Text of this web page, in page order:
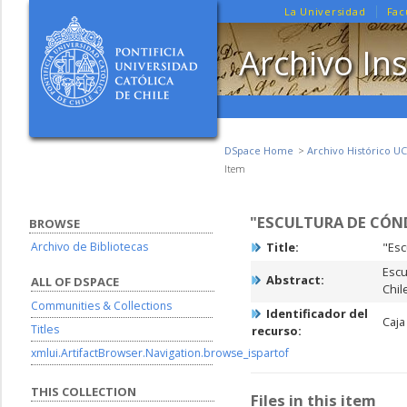
La Universidad
Archivo
DSpace Home
Archivo Histórico UC
Item
"ESCULTURA DE
Title:
Abstract:
Identificador del
recurso:
Files in this item
BROWSE
Archivo de Bibliotecas
ALL OF DSPACE
Communities & Collections
Titles
xmlui.ArtifactBrowser.Navigation.browse_ispartof
THIS COLLECTION